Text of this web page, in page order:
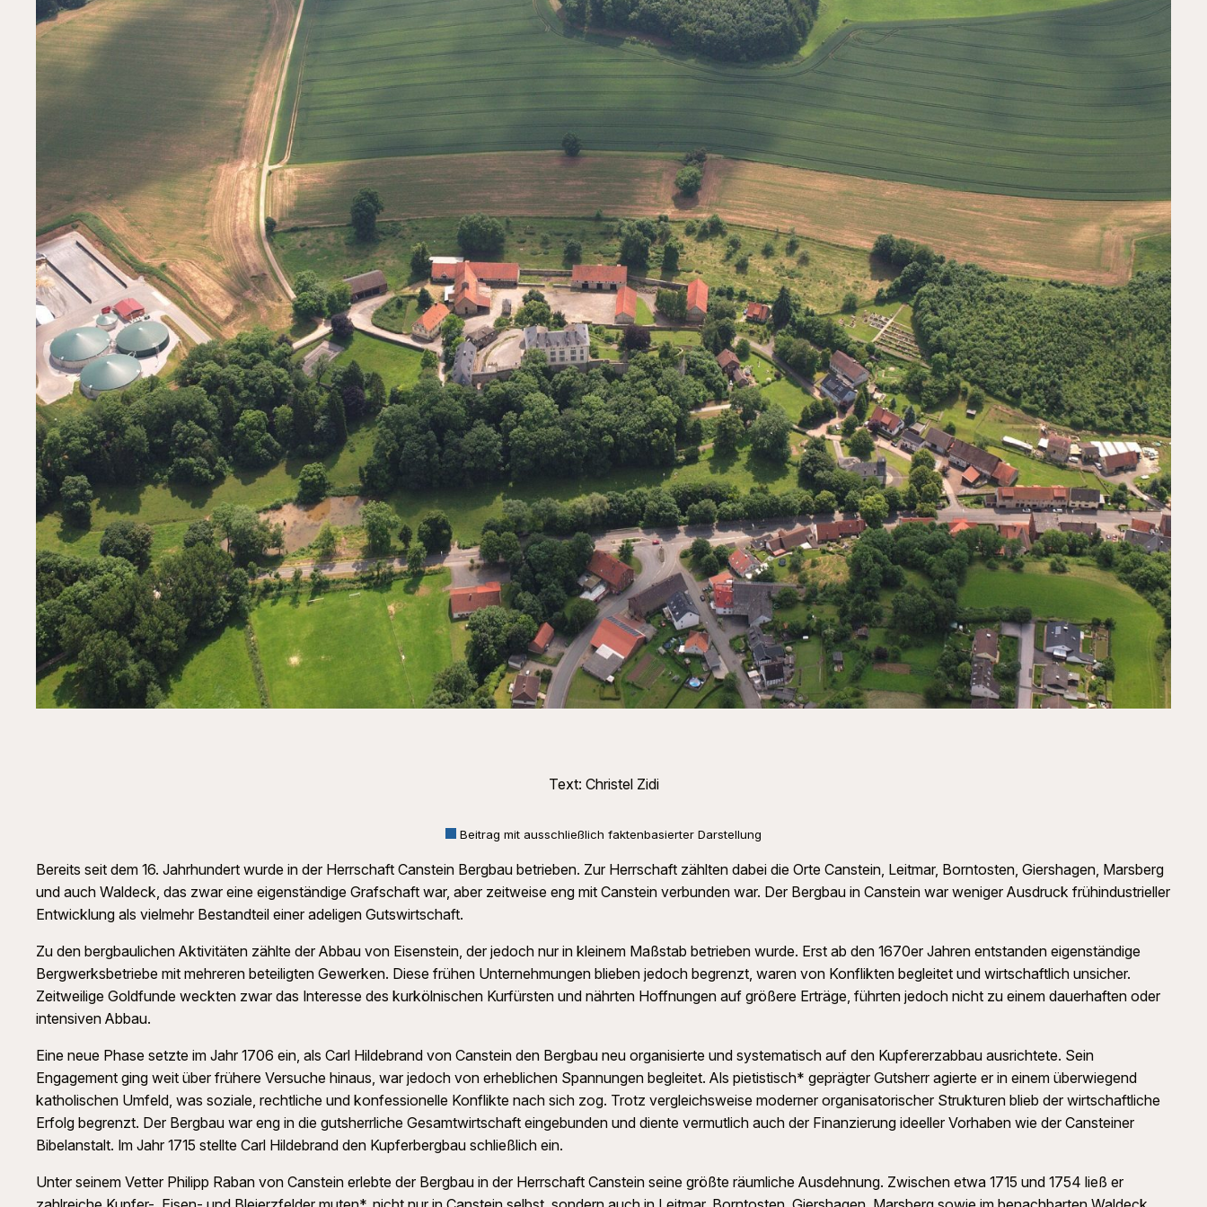
Text: Christel Zidi
Beitrag mit ausschließlich faktenbasierter Darstellung
Bereits seit dem 16. Jahrhundert wurde in der Herrschaft Canstein Bergbau betrieben. Zur Herrschaft zählten dabei die Orte Canstein, Leitmar, Borntosten, Giershagen, Marsberg
und auch Waldeck, das zwar eine eigenständige Grafschaft war, aber zeitweise eng mit Canstein verbunden war. Der Bergbau in Canstein war weniger Ausdruck frühindustrieller
Entwicklung als vielmehr Bestandteil einer adeligen Gutswirtschaft.
Zu den bergbaulichen Aktivitäten zählte der Abbau von Eisenstein, der jedoch nur in kleinem Maßstab betrieben wurde. Erst ab den 1670er Jahren entstanden eigenständige
Bergwerksbetriebe mit mehreren beteiligten Gewerken. Diese frühen Unternehmungen blieben jedoch begrenzt, waren von Konflikten begleitet und wirtschaftlich unsicher.
Zeitweilige Goldfunde weckten zwar das Interesse des kurkölnischen Kurfürsten und nährten Hoffnungen auf größere Erträge, führten jedoch nicht zu einem dauerhaften oder
intensiven Abbau.
Eine neue Phase setzte im Jahr 1706 ein, als Carl Hildebrand von Canstein den Bergbau neu organisierte und systematisch auf den Kupfererzabbau ausrichtete. Sein
Engagement ging weit über frühere Versuche hinaus, war jedoch von erheblichen Spannungen begleitet. Als pietistisch* geprägter Gutsherr agierte er in einem überwiegend
katholischen Umfeld, was soziale, rechtliche und konfessionelle Konflikte nach sich zog. Trotz vergleichsweise moderner organisatorischer Strukturen blieb der wirtschaftliche
Erfolg begrenzt. Der Bergbau war eng in die gutsherrliche Gesamtwirtschaft eingebunden und diente vermutlich auch der Finanzierung ideeller Vorhaben wie der Cansteiner
Bibelanstalt. Im Jahr 1715 stellte Carl Hildebrand den Kupferbergbau schließlich ein.
Unter seinem Vetter Philipp Raban von Canstein erlebte der Bergbau in der Herrschaft Canstein seine größte räumliche Ausdehnung. Zwischen etwa 1715 und 1754 ließ er